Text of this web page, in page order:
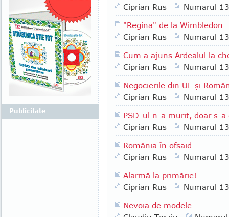
Ciprian Rus
Numarul
"Regina" de la Wimbledon
Ciprian Rus
Numarul
Cum a ajuns Ardealul la
Ciprian Rus
Numarul
Negocierile din UE şi
Ciprian Rus
Numarul
PSD-ul n-a murit, doar s-
Ciprian Rus
Numarul
România în ofsaid
Ciprian Rus
Numarul
Alarmă la primărie!
Ciprian Rus
Numarul
Nevoia de modele
Publicitate